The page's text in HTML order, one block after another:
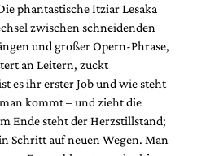
phantastische Itziar Lesaka
zwischen schneidenden
und großer Opern-Phrase,
an Leitern, zuckt
es ihr erster Job und wie steht
kommt – und zieht die
Ende steht der Herzstillstand;
Schritt auf neuen Wegen. Man